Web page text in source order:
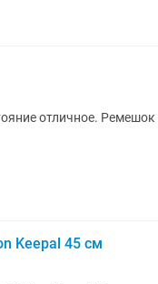
отличное.
Keepal 45 см